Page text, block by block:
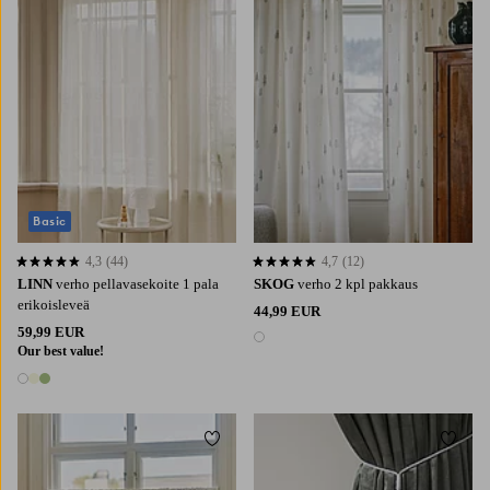
LINN verho pellavasekoite 1 pala
erikoisleveä
59,99 EUR
Our best value!
3 värejä
4,3 perustuen 44 arvosanaan
4,3 (44)
Basic
SKOG verho 2 kpl pakkaus
44,99 EUR
1 väri
4,7 perustuen 12 arvosanaan
4,7 (12)
Lisää suosikkeihin Lisää